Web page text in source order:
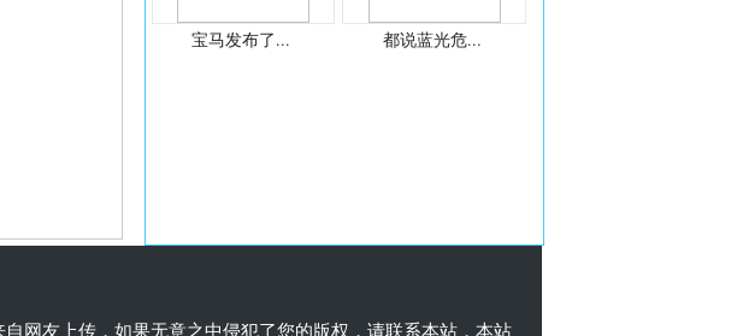
宝马发布了... 都说蓝光危...
网友上传，如果无意之中侵犯了您的版权，请联系本站，本站